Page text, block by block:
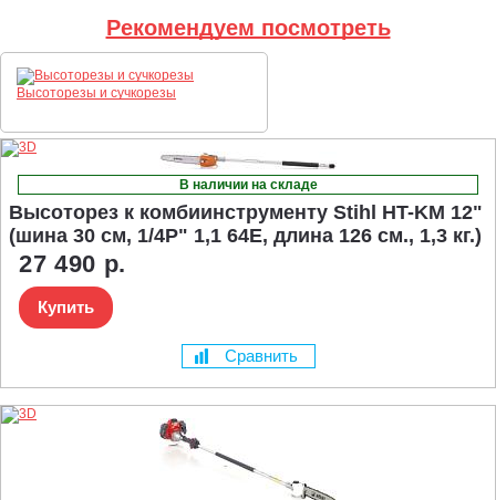
Рекомендуем посмотреть
Высоторезы и сучкорезы
В наличии на складе
Высоторез к комбиинструменту Stihl HT-KM 12"
(шина 30 см, 1/4P" 1,1 64E, длина 126 см., 1,3 кг.)
27 490 р.
Купить
Сравнить